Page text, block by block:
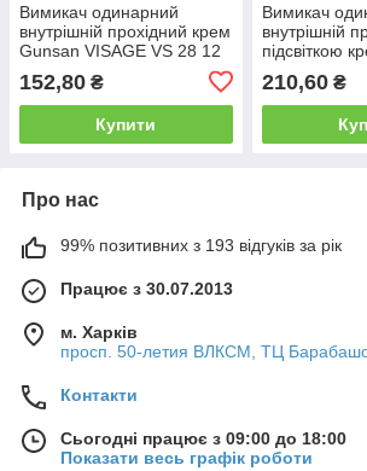
Вимикач одинарний
внутрішній прохідний крем
Gunsan VISAGE VS 28 12
152,80 ₴
Купити
Вимикач
внутрішній
підсвіткою
210,60₴
Про нас
99% позитивних з 193 відгуків за рік
Працює з 30.07.2013
м. Харків
просп. 50-летия ВЛКСМ, ТЦ
Контакти
Сьогодні працює з 09:00 до 18:00
Показати весь графік роботи